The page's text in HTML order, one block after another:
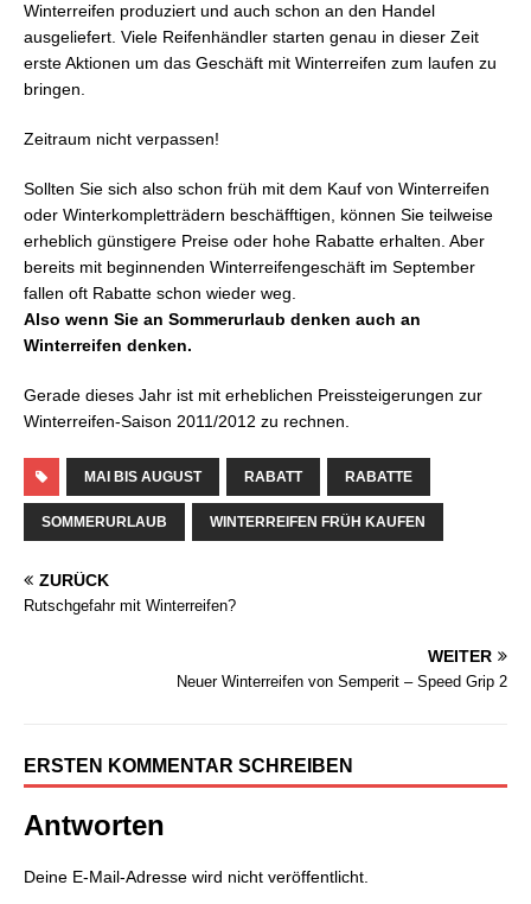
Winterreifen produziert und auch schon an den Handel
ausgeliefert. Viele Reifenhändler starten genau in dieser Zeit
erste Aktionen um das Geschäft mit Winterreifen zum laufen zu
bringen.
Zeitraum nicht verpassen!
Sollten Sie sich also schon früh mit dem Kauf von Winterreifen
oder Winterkompletträdern beschäfftigen, können Sie teilweise
erheblich günstigere Preise oder hohe Rabatte erhalten. Aber
bereits mit beginnenden Winterreifengeschäft im September
fallen oft Rabatte schon wieder weg.
Also wenn Sie an Sommerurlaub denken auch an
Winterreifen denken.
Gerade dieses Jahr ist mit erheblichen Preissteigerungen zur
Winterreifen-Saison 2011/2012 zu rechnen.
MAI BIS AUGUST RABATT RABATTE
SOMMERURLAUB WINTERREIFEN FRÜH KAUFEN
ZURÜCK
Rutschgefahr mit Winterreifen?
WEITER
Neuer Winterreifen von Semperit – Speed Grip 2
ERSTEN KOMMENTAR SCHREIBEN
Antworten
Deine E-Mail-Adresse wird nicht veröffentlicht.